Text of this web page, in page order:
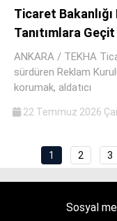
Ticaret Bakanlığı
Tanıtımlara Geçit
ANKARA / TEKHA
sürdüren Reklam
korumak, aldatıcı
22 Temmuz 2026
1 2 3
Sosyal